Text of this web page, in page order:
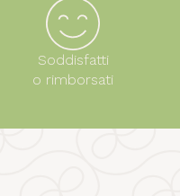
Soddisfatti
o rimborsati